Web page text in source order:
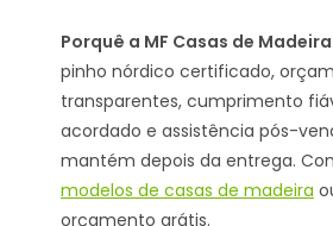
Porquê a MF Casas de
pinho nórdico certificado,
transparentes, cumprimento
acordado e assistência pós-
mantém depois da entrega.
modelos de casas de madeira
orçamento grátis.